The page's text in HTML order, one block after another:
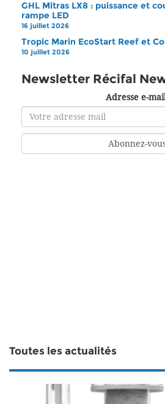
GHL Mitras LX8 : puissance et
rampe LED
16 juillet 2026
Tropic Marin EcoStart Reef et
10 juillet 2026
Newsletter Récifal
Adresse e-
Toutes les actualités